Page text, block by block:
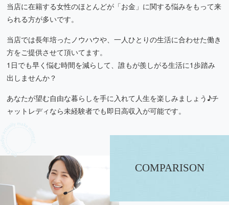
当店に在籍する女性のほとんどが「お金」に関する悩みをもって来
られる方が多いです。
当店では長年培ったノウハウや、一人ひとりの生活に合わせた働き
方をご提供させて頂いてます。
1日でも早く悩む時間を減らして、誰もが羨しがる生活に1歩踏み
出しませんか？
あなたが望む自由な暮らしを手に入れて人生を楽しみましょう♪チ
ャットレディなら未経験者でも即日高収入が可能です。
COMPARISON